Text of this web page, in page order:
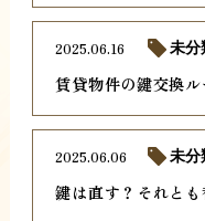
賃貸物件の鍵交換
2025.06.16 未分
鍵は直す？それとも
2025.06.06 未分